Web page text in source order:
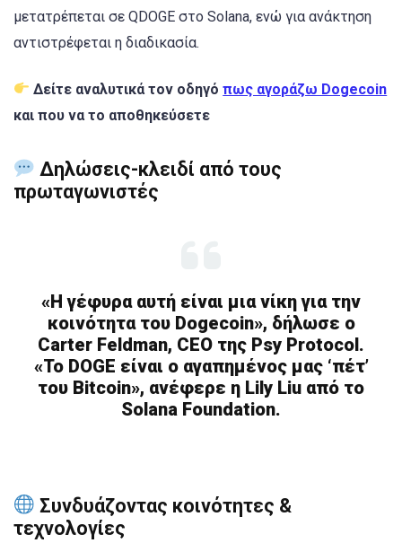
μετατρέπεται σε QDOGE στο Solana, ενώ για ανάκτηση
αντιστρέφεται η διαδικασία.
Δείτε αναλυτικά τον οδηγόπως αγοράζω Dogecoin
και που να το αποθηκεύσετε
Δηλώσεις-κλειδί από τους
πρωταγωνιστές
«Η γέφυρα αυτή είναι μια νίκη για την
κοινότητα του Dogecoin», δήλωσε ο
Carter Feldman, CEO της Psy Protocol.
«Το DOGE είναι ο αγαπημένος μας ‘πέτ’
του Bitcoin», ανέφερε η Lily Liu από το
Solana Foundation.
Συνδυάζοντας κοινότητες &
τεχνολογίες